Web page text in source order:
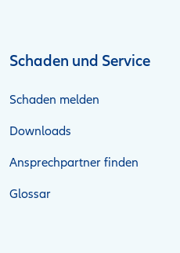
Schaden und Service
Schaden melden
Downloads
Ansprechpartner finden
Glossar